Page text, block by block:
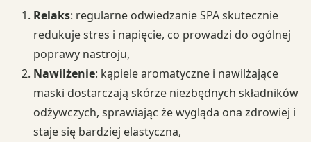
Relaks: regularne odwiedzanie SPA skutecznie
redukuje stres i napięcie, co prowadzi do ogólnej
poprawy nastroju,
Nawilżenie: kąpiele aromatyczne i nawilżające
maski dostarczają skórze niezbędnych składników
odżywczych, sprawiając że wygląda ona zdrowiej i
staje się bardziej elastyczna,